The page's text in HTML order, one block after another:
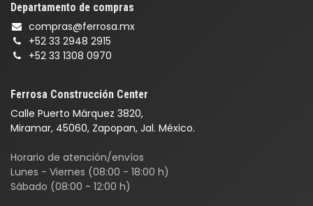
Ferrosa Construcción Center
Calle Puerto Márquez 3820,
Miramar, 45060, Zapopan, Jal. México.
Horario de atención/envíos
Lunes - Viernes (08:00 - 18:00 h)
Sábado (08:00 - 12:00 h)
Departamento de compras
compras@ferrosa.mx
+52 33 2948 2915
+52 33 1308 0970